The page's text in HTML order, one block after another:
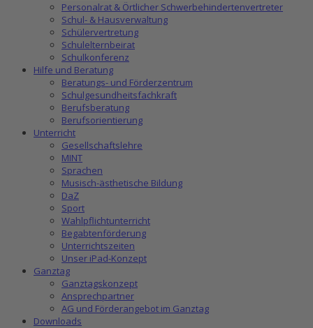
Personalrat & Örtlicher Schwerbehindertenvertreter
Schul- & Hausverwaltung
Schülervertretung
Schulelternbeirat
Schulkonferenz
Hilfe und Beratung
Beratungs- und Förderzentrum
Schulgesundheitsfachkraft
Berufsberatung
Berufsorientierung
Unterricht
Gesellschaftslehre
MINT
Sprachen
Musisch-ästhetische Bildung
DaZ
Sport
Wahlpflichtunterricht
Begabtenförderung
Unterrichtszeiten
Unser iPad-Konzept
Ganztag
Ganztagskonzept
Ansprechpartner
AG und Förderangebot im Ganztag
Downloads